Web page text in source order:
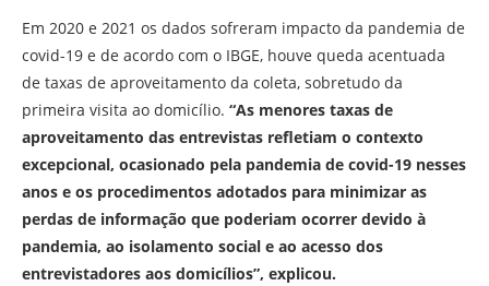
Em 2020 e 2021 os dados sofreram impacto da pandemia de
covid-19 e de acordo com o IBGE, houve queda acentuada
de taxas de aproveitamento da coleta, sobretudo da
primeira visita ao domicílio. “As menores taxas de
aproveitamento das entrevistas refletiam o contexto
excepcional, ocasionado pela pandemia de covid-19 nesses
anos e os procedimentos adotados para minimizar as
perdas de informação que poderiam ocorrer devido à
pandemia, ao isolamento social e ao acesso dos
entrevistadores aos domicílios”, explicou.